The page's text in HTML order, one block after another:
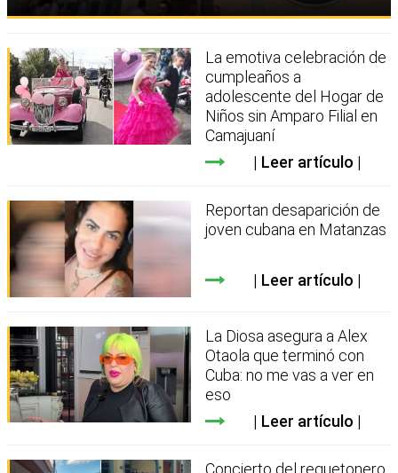
La emotiva celebración de
cumpleaños a
adolescente del Hogar de
Niños sin Amparo Filial en
Camajuaní
Leer artículo
Reportan desaparición de
joven cubana en Matanzas
Leer artículo
La Diosa asegura a Alex
Otaola que terminó con
Cuba: no me vas a ver en
eso
Leer artículo
Concierto del reguetonero